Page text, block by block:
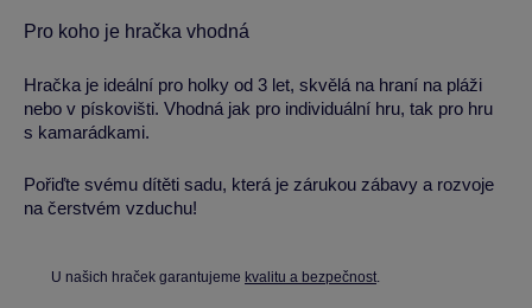
Pro koho je hračka vhodná
Hračka je ideální pro holky od 3 let, skvělá na hraní na pláži
nebo v pískovišti. Vhodná jak pro individuální hru, tak pro hru
s kamarádkami.
Pořiďte svému dítěti sadu, která je zárukou zábavy a rozvoje
na čerstvém vzduchu!
U našich hraček garantujeme kvalitu a bezpečnost.